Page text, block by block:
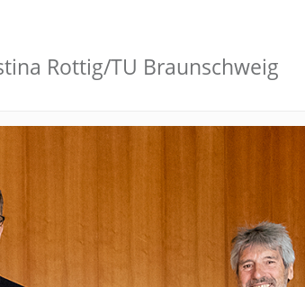
Rottig/TU Braunschweig